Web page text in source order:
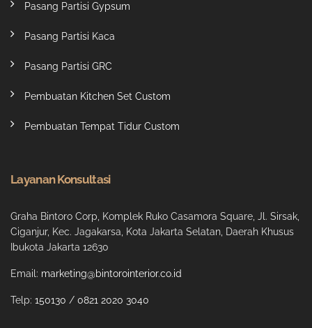
Pasang Partisi Gypsum
Pasang Partisi Kaca
Pasang Partisi GRC
Pembuatan Kitchen Set Custom
Pembuatan Tempat Tidur Custom
Layanan Konsultasi
Graha Bintoro Corp, Komplek Ruko Casamora Square, Jl. Sirsak,
Ciganjur, Kec. Jagakarsa, Kota Jakarta Selatan, Daerah Khusus
Ibukota Jakarta 12630
Email: marketing@bintorointerior.co.id
Telp: 150130 / 0821 2020 3040